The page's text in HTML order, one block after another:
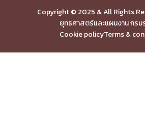
Copyright © 2025 & All Rights
ยุทธศาสตร์และแผนงาน กร
Cookie policyTerms &